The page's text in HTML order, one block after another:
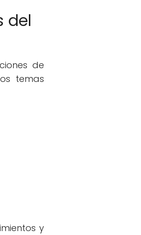
del
de
temas
y